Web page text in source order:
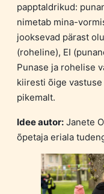
papptaldrikud:
nimetab mina-
jooksevad pärast
(roheline), EI
Punase ja rohelise
kiiresti õige
pikemalt.
Idee autor: Janete
õpetaja eriala